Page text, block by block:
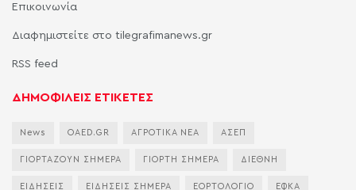
Επικοινωνία
Διαφημιστείτε στο tilegrafimanews.gr
RSS feed
ΔΗΜΟΦΙΛΕΙΣ ΕΤΙΚΕΤΕΣ
News OAED.GR ΑΓΡΟΤΙΚΑ ΝΕΑ ΑΣΕΠ
ΓΙΟΡΤΑΖΟΥΝ ΣΗΜΕΡΑ ΓΙΟΡΤΗ ΣΗΜΕΡΑ ΔΙΕΘΝΗ
ΕΙΔΗΣΕΙΣ ΕΙΔΗΣΕΙΣ ΣΗΜΕΡΑ ΕΟΡΤΟΛΟΓΙΟ ΕΦΚΑ